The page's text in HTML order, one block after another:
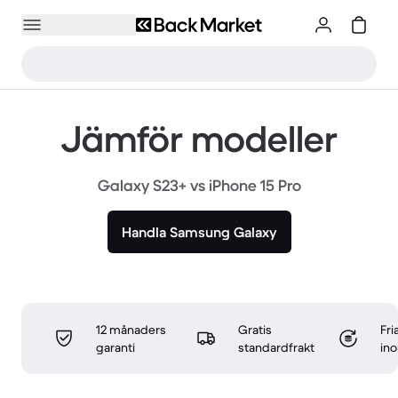
Jämför modeller
Galaxy S23+ vs iPhone 15 Pro
Handla Samsung Galaxy
12 månaders
garanti
Gratis
standardfrakt